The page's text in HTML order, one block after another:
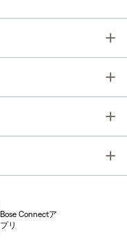
Bose Connectア
プリ